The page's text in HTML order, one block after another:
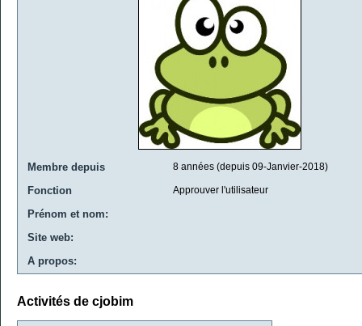
Membre depuis 8 années (depuis 09-Janvier-2018)
Fonction Approuver l'utilisateur
Prénom et nom:
Site web:
A propos:
Activités de cjobim